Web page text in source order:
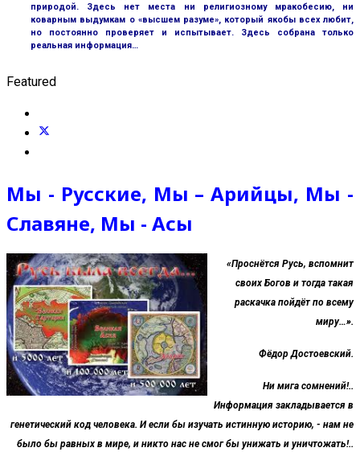
природой. Здесь нет места ни религиозному мракобесию, ни
коварным выдумкам о «высшем разуме», который якобы всех любит,
но постоянно проверяет и испытывает. Здесь собрана только
реальная информация…
Featured
Мы - Русские, Мы – Арийцы, Мы -
Славяне, Мы - Асы
«Проснётся Русь, вспомнит
своих Богов и тогда такая
раскачка пойдёт по всему
миру…».
Фёдор Достоевский.
Ни мига сомнений!..
Информация закладывается в
генетический код человека. И если бы изучать истинную историю, - нам не
было бы равных в мире, и никто нас не смог бы унижать и уничтожать!..